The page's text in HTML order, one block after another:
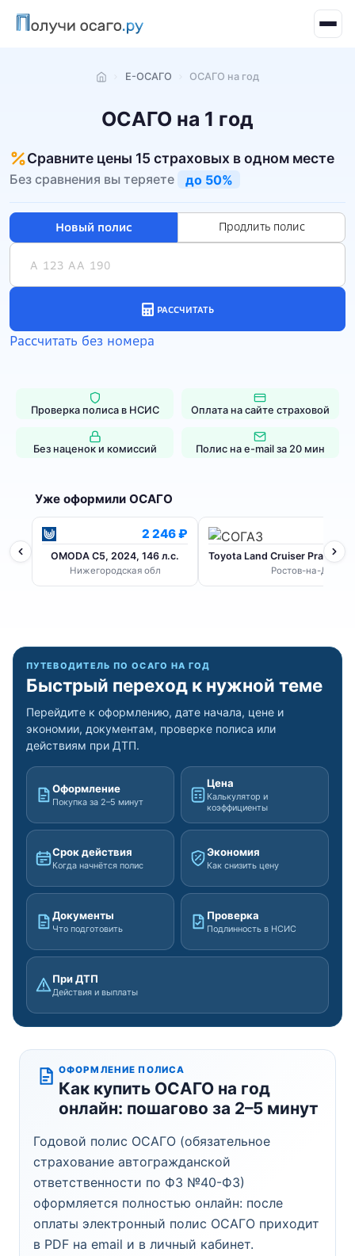
Главная
Е-ОСАГО ОСАГО на год
ОСАГО на 1 год
Сравните цены 15 страховых в одном месте
Без сравнения вы теряете до 50%
Проверка полиса в НСИС Оплата на сайте страховой
Без наценок и комиссий Полис на e-mail за 20 мин
Уже оформили ОСАГО
2 246 ₽
OMODA C5, 2024, 146 л.с.
Нижегородская обл
Toyota Land Cruiser Prado,
Ростов-на-Дону
ПУТЕВОДИТЕЛЬ ПО ОСАГО НА ГОД
Быстрый переход к нужной теме
Перейдите к оформлению, дате начала, цене и
экономии, документам, проверке полиса или
действиям при ДТП.
Оформление
Покупка за 2–5 минут
Цена
Калькулятор и
коэффициенты
Срок действия
Когда начнётся полис
Экономия
Как снизить цену
Документы
Что подготовить
Проверка
Подлинность в НСИС
При ДТП
Действия и выплаты
ОФОРМЛЕНИЕ ПОЛИСА
Как купить ОСАГО на год
онлайн: пошагово за 2–5 минут
Годовой полис ОСАГО (обязательное
страхование автогражданской
ответственности по ФЗ №40-ФЗ)
оформляется полностью онлайн: после
оплаты электронный полис ОСАГО приходит
в PDF на email и в личный кабинет.